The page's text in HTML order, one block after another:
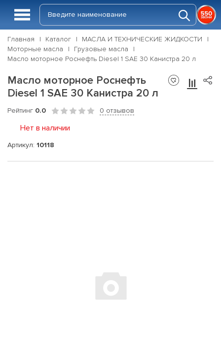
Главная Каталог
МАСЛА И ТЕХНИЧЕСКИЕ ЖИДКОСТИ
Моторные масла
Грузовые масла
Масло моторное Роснефть Diesel 1 SAE 30 Канистра 20 л
Масло моторное Роснефть
Diesel 1 SAE 30 Канистра 20 л
Рейтинг 0.0 0 отзывов
Нет в наличии
Артикул: 10118